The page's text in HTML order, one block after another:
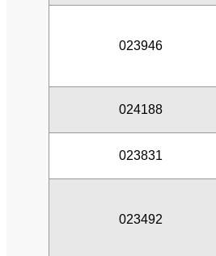
023946
024188
023831
023492